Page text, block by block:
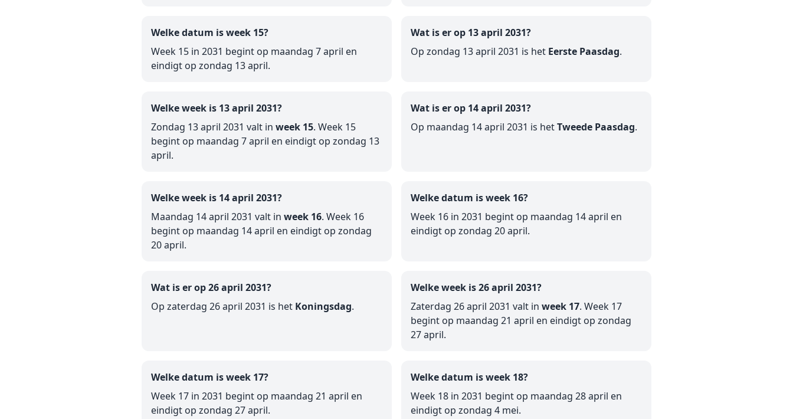
Welke datum is week 15?
Week 15 in 2031 begint op maandag 7 april en
eindigt op zondag 13 april.
Wat is er op 13 april 2031?
Op zondag 13 april 2031 is het Eerste Paasdag.
Welke week is 13 april 2031?
Zondag 13 april 2031 valt in week 15. Week 15
begint op maandag 7 april en eindigt op zondag 13
april.
Wat is er op 14 april 2031?
Op maandag 14 april 2031 is hetTweede Paasdag.
Welke week is 14 april 2031?
Maandag 14 april 2031 valt in week 16. Week 16
begint op maandag 14 april en eindigt op zondag
20 april.
Welke datum is week 16?
Week 16 in 2031 begint op maandag 14 april en
eindigt op zondag 20 april.
Wat is er op 26 april 2031?
Op zaterdag 26 april 2031 is het Koningsdag.
Welke week is 26 april 2031?
Zaterdag 26 april 2031 valt in week 17. Week 17
begint op maandag 21 april en eindigt op zondag
27 april.
Welke datum is week 17?
Week 17 in 2031 begint op maandag 21 april en
eindigt op zondag 27 april.
Welke datum is week 18?
Week 18 in 2031 begint op maandag 28 april en
eindigt op zondag 4 mei.